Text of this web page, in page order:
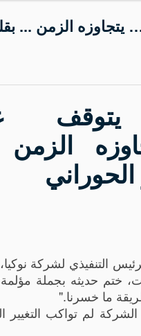
الزمن ...
التنفيذي لشركة نوكيا،
ختم حديثه بجملة
ما خسرنا."
لم تواكب التغيير